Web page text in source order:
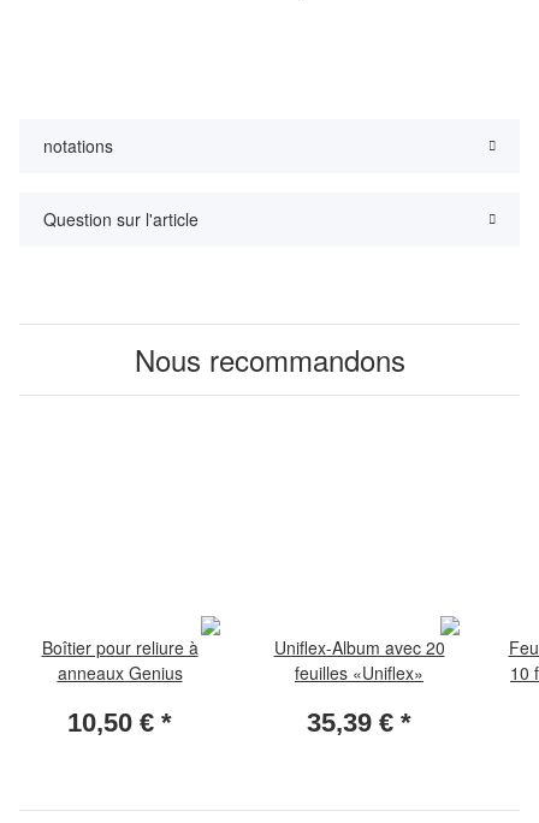
notations
Question sur l'article
Nous recommandons
Boîtier pour reliure à
anneaux Genius
10,50 € *
Uniflex-Album avec 20
feuilles «Uniflex»
35,39 € *
10